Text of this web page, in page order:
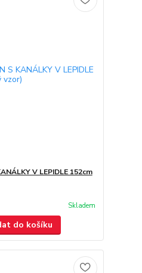
V LEPIDLE 152cm
Skladem
do košíku